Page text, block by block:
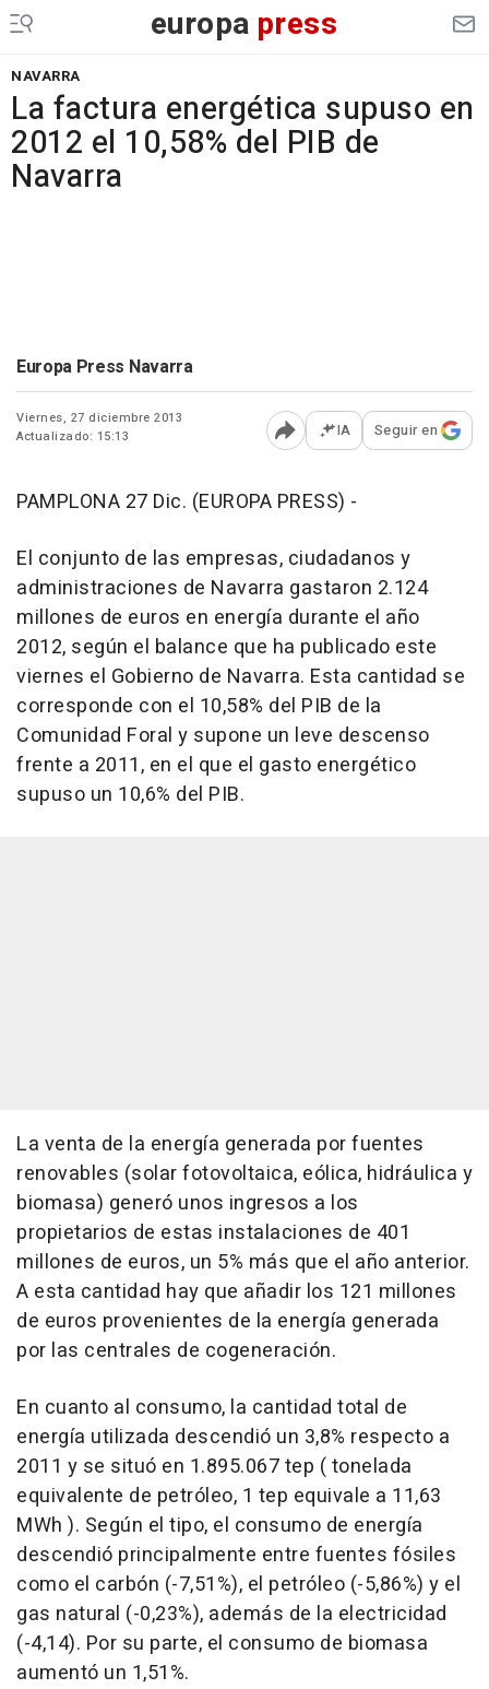
europa press
NAVARRA
La factura energética supuso en
2012 el 10,58% del PIB de
Navarra
Europa Press Navarra
Viernes, 27 diciembre 2013
Actualizado: 15:13
Abrir opciones para
IA Seguir en
PAMPLONA 27 Dic. (EUROPA PRESS) -
El conjunto de las empresas, ciudadanos y
administraciones de Navarra gastaron 2.124
millones de euros en energía durante el año
2012, según el balance que ha publicado este
viernes el Gobierno de Navarra. Esta cantidad se
corresponde con el 10,58% del PIB de la
Comunidad Foral y supone un leve descenso
frente a 2011, en el que el gasto energético
supuso un 10,6% del PIB.
La venta de la energía generada por fuentes
renovables (solar fotovoltaica, eólica, hidráulica y
biomasa) generó unos ingresos a los
propietarios de estas instalaciones de 401
millones de euros, un 5% más que el año anterior.
A esta cantidad hay que añadir los 121 millones
de euros provenientes de la energía generada
por las centrales de cogeneración.
En cuanto al consumo, la cantidad total de
energía utilizada descendió un 3,8% respecto a
2011 y se situó en 1.895.067 tep ( tonelada
equivalente de petróleo, 1 tep equivale a 11,63
MWh ). Según el tipo, el consumo de energía
descendió principalmente entre fuentes fósiles
como el carbón (-7,51%), el petróleo (-5,86%) y el
gas natural (-0,23%), además de la electricidad
(-4,14). Por su parte, el consumo de biomasa
aumentó un 1,51%.